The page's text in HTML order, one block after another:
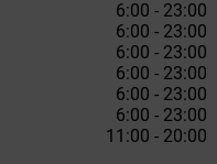
6:00 - 23:00
6:00 - 23:00
6:00 - 23:00
6:00 - 23:00
6:00 - 23:00
6:00 - 23:00
11:00 - 20:00